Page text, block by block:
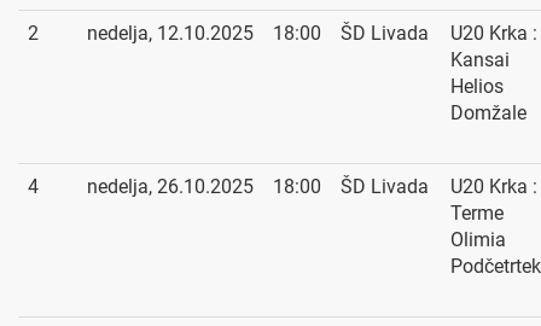
2 nedelja, 12.10.2025 18:00 ŠD Livada
U20 Krka :
Kansai
Helios
Domžale
4 nedelja, 26.10.2025 18:00 ŠD Livada
U20 Krka :
Terme
Olimia
Podčetrtek